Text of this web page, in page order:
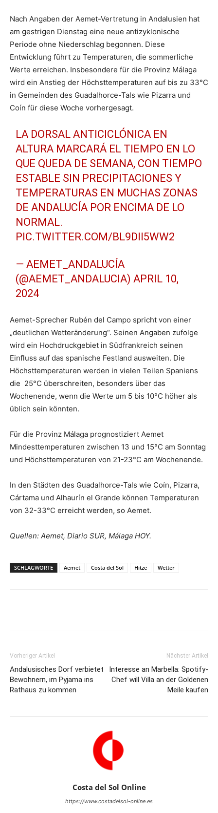
Nach Angaben der Aemet-Vertretung in Andalusien hat
am gestrigen Dienstag eine neue antizyklonische
Periode ohne Niederschlag begonnen. Diese
Entwicklung führt zu Temperaturen, die sommerliche
Werte erreichen. Insbesondere für die Provinz Málaga
wird ein Anstieg der Höchsttemperaturen auf bis zu 33°C
in Gemeinden des Guadalhorce-Tals wie Pizarra und
Coín für diese Woche vorhergesagt.
LA DORSAL ANTICICLÓNICA EN
ALTURA MARCARÁ EL TIEMPO EN LO
QUE QUEDA DE SEMANA, CON TIEMPO
ESTABLE SIN PRECIPITACIONES Y
TEMPERATURAS EN MUCHAS ZONAS
DE ANDALUCÍA POR ENCIMA DE LO
NORMAL.
PIC.TWITTER.COM/BL9DII5WW2
— AEMET_ANDALUCÍA
(@AEMET_ANDALUCIA)APRIL 10,
2024
Aemet-Sprecher Rubén del Campo spricht von einer
„deutlichen Wetteränderung“. Seinen Angaben zufolge
wird ein Hochdruckgebiet in Südfrankreich seinen
Einfluss auf das spanische Festland ausweiten. Die
Höchsttemperaturen werden in vielen Teilen Spaniens
die 25°C überschreiten, besonders über das
Wochenende, wenn die Werte um 5 bis 10°C höher als
üblich sein könnten.
Für die Provinz Málaga prognostiziert Aemet
Mindesttemperaturen zwischen 13 und 15°C am Sonntag
und Höchsttemperaturen von 21-23°C am Wochenende.
In den Städten des Guadalhorce-Tals wie Coín, Pizarra,
Cártama und Alhaurín el Grande können Temperaturen
von 32-33°C erreicht werden, so Aemet.
Quellen: Aemet, Diario SUR, Málaga HOY.
SCHLAGWORTE Aemet Costa del Sol Hitze Wetter
Vorheriger Artikel
Andalusisches Dorf verbietet
Bewohnern, im Pyjama ins
Rathaus zu kommen
Nächster Artikel
Interesse an Marbella: Spotify-
Chef will Villa an der Goldenen
Meile kaufen
Costa del Sol Online
https://www.costadelsol-online.es